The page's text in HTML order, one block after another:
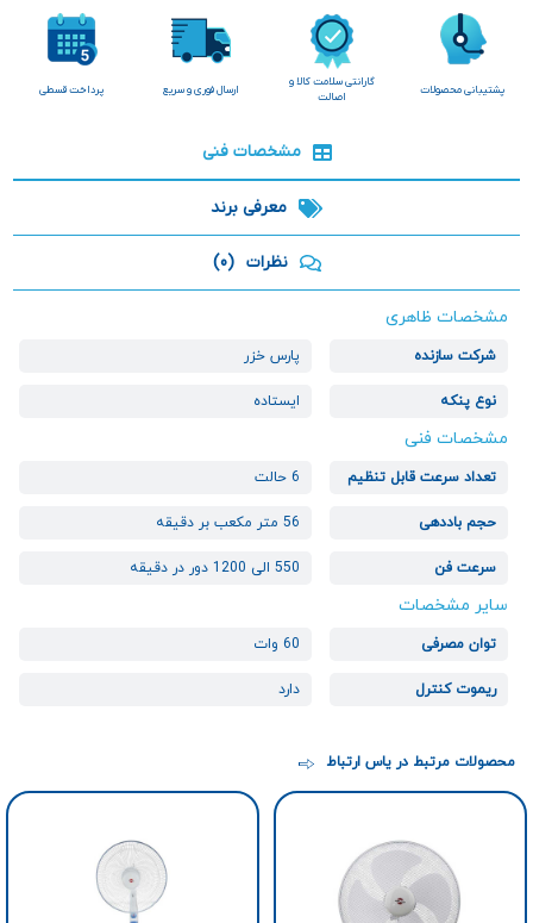
پشتیبانی محصولات
گارانتی سلامت کالا و
اصالت
ارسال فوری و سریع پرداخت قسطی
مشخصات فنی
معرفی برند
نظرات (0)
مشخصات ظاهری
شرکت سازنده پارس خزر
نوع پنکه ایستاده
مشخصات فنی
تعداد سرعت قابل تنظیم 6 حالت
حجم باددهی 56 متر مکعب بر دقیقه
سرعت فن 550 الی 1200 دور در دقیقه
سایر مشخصات
توان مصرفی 60 وات
ریموت کنترل دارد
محصولات مرتبط در یاس ارتباط